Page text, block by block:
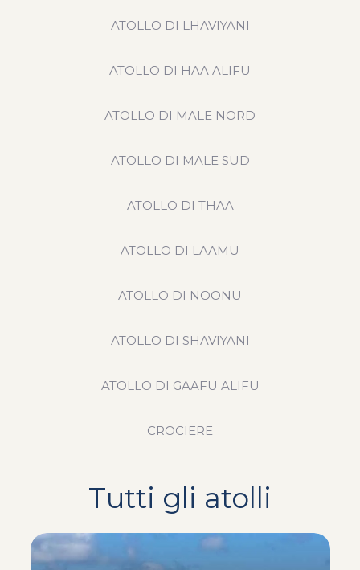
ATOLLO DI LHAVIYANI
ATOLLO DI HAA ALIFU
ATOLLO DI MALE NORD
ATOLLO DI MALE SUD
ATOLLO DI THAA
ATOLLO DI LAAMU
ATOLLO DI NOONU
ATOLLO DI SHAVIYANI
ATOLLO DI GAAFU ALIFU
CROCIERE
Tutti gli atolli